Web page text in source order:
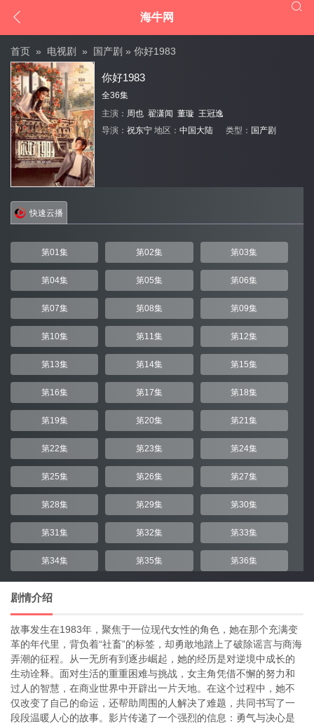
海牛网


首页 » 电视剧 » 国产剧 » 你好1983
你好1983
全36集
主演： 周也 翟潇闻 董璇 王冠逸
导演： 祝东宁 地区： 中国大陆 类型： 国产剧
快速云播
第01集 第02集 第03集
第04集 第05集 第06集
第07集 第08集 第09集
第10集 第11集 第12集
第13集 第14集 第15集
第16集 第17集 第18集
第19集 第20集 第21集
第22集 第23集 第24集
第25集 第26集 第27集
第28集 第29集 第30集
第31集 第32集 第33集
第34集 第35集 第36集
剧情介绍
故事发生在1983年，聚焦于一位现代女性的角色，她在那个充满变
革的年代里，背负着“社畜”的标签，却勇敢地踏上了破除谣言与商海
弄潮的征程。从一无所有到逐步崛起，她的经历是对逆境中成长的
生动诠释。面对生活的重重困难与挑战，女主角凭借不懈的努力和
过人的智慧，在商业世界中开辟出一片天地。在这个过程中，她不
仅改变了自己的命运，还帮助周围的人解决了难题，共同书写了一
段段温暖人心的故事。影片传递了一个强烈的信息：勇气与决心是